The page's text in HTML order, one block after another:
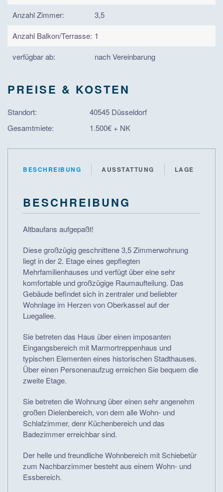
Anzahl Zimmer:
3,5
Anzahl Balkon/Terrasse: 1
verfügbar ab:
nach Vereinbarung
PREISE & KOSTEN
Standort:
40545 Düsseldorf
Gesamtmiete:
1.500€ + NK
BESCHREIBUNG AUSSTATTUNG LAGE
BESCHREIBUNG
Altbaufans aufgepaßt!
Diese großzügig geschnittene 3,5 Zimmerwohnung
liegt in der 2. Etage eines gepflegten
Mehrfamilienhauses und verfügt über eine sehr
komfortable und großzügige Raumaufteilung. Das
Gebäude befindet sich in zentraler und beliebter
Wohnlage im Herzen von Oberkassel auf der
Luegallee.
Sie betreten das Haus über einen imposanten
Eingangsbereich mit Marmortreppenhaus und
typischen Elementen eines historischen Stadthauses.
Über einen Personenaufzug erreichen Sie bequem die
zweite Etage.
Sie betreten die Wohnung über einen sehr angenehm
großen Dielenbereich, von dem alle Wohn- und
Schlafzimmer, denr Küchenbereich und das
Badezimmer erreichbar sind.
Der helle und freundliche Wohnbereich mit Schiebetür
zum Nachbarzimmer besteht aus einem Wohn- und
Essbereich.